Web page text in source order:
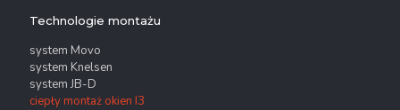
Technologie montażu
system Movo
system Knelsen
system JB-D
ciepły montaż okien I3